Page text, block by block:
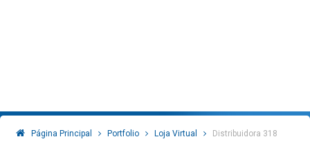
Página Principal Portfolio Loja Virtual Distribuidora 318